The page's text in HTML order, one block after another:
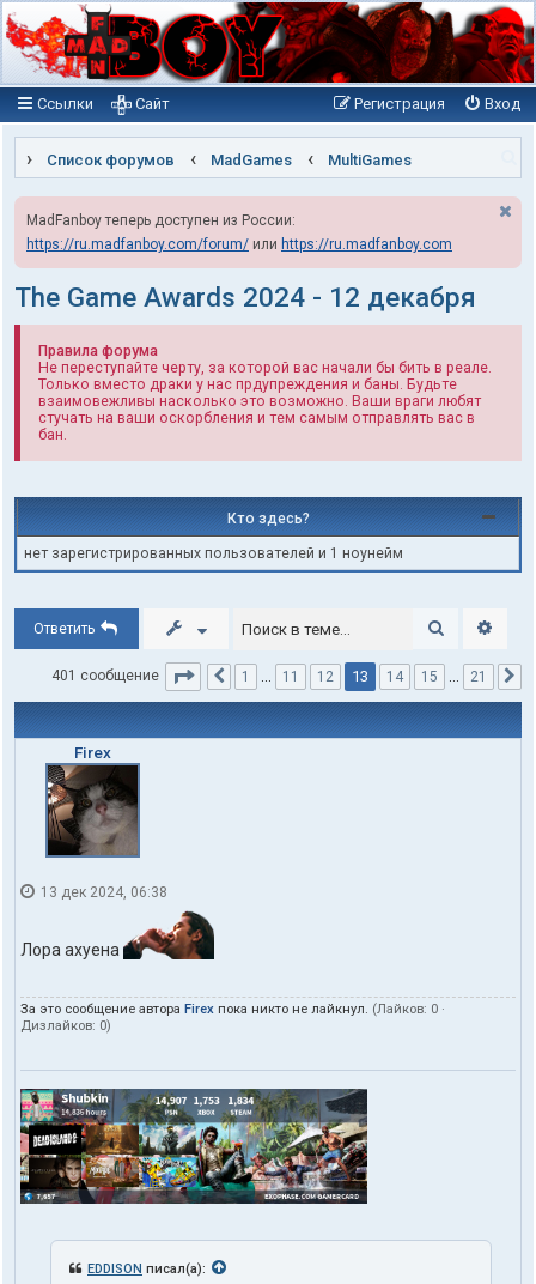
Ссылки Вход
Регистрация
Сайт
Список форумов MadGames MultiGames
MadFanboy теперь доступен из России:
https://ru.madfanboy.com/forum/ или https://ru.madfanboy.com
The Game Awards 2024 - 12 декабря
Правила форума
Не переступайте черту, за которой вас начали бы бить в реале.
Только вместо драки у нас прдупреждения и баны. Будьте
взаимовежливы насколько это возможно. Ваши враги любят
стучать на ваши оскорбления и тем самым отправлять вас в
бан.
Кто здесь?
нет зарегистрированных пользователей и 1 ноунейм
Ответить Поиск
401 сообщение Страница из 21
Пред.
1 … 11 12 13 14 15 … 21
Firex
13 дек 2024, 06:38
Лора ахуена
За это сообщение автора Firex пока никто не лайкнул. (Лайков: 0 ·
Дизлайков: 0)
EDDISON писал(а):